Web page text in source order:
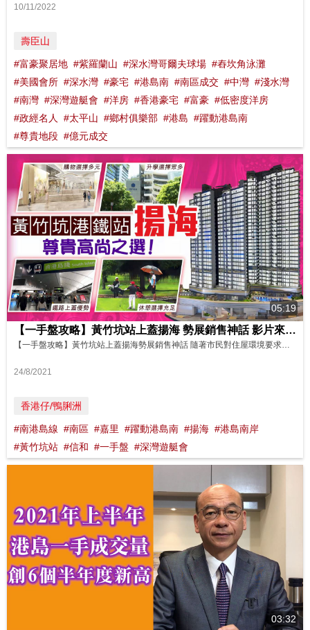
10/11/2022
壽臣山
#富豪聚居地 #紫羅蘭山 #深水灣哥爾夫球場 #舂坎角泳灘
#美國會所 #深水灣 #豪宅 #港島南 #南區成交 #中灣 #淺水灣
#南灣 #深灣遊艇會 #洋房 #香港豪宅 #富豪 #低密度洋房
#政經名人
#太平山 #鄉村俱樂部 #港島 #躍動港島南
#尊貴地段 #億元成交
05:19
【一手盤攻略】黃竹坑站上蓋揚海 勢展銷售神話 影片來源: on.cc東網專訊
【一手盤攻略】黃竹坑站上蓋揚海勢展銷售神話 隨著市民對住屋環境要求愈來愈高，低密度發展社區物業持續備受追捧，其中以南區最為搶手！區內綠化休憩空間充足外，環境相當清幽，加上區內名校林立，本地以至國際名校都有得揀，因此吸引不少家長客遷入，令區內樓價水漲船高。 區內持續缺盤，加上食正南港島線效應，因此黃竹坑港鐵站上蓋1期住宅項目，早前推出時銷情接連報捷，相信接下來登場的2期揚海將再掀搶購戰。...
24/8/2021
香港仔/鴨脷洲
#南港島線 #南區 #嘉里 #躍動港島南 #揚海 #港島南岸
#黃竹坑站 #信和 #一手盤 #深灣遊艇會
03:32